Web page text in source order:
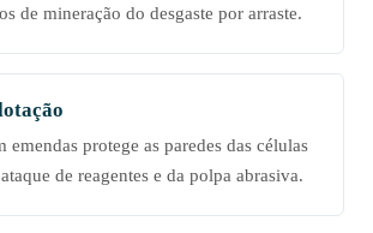
de mineração do desgaste por arraste.
emendas protege as paredes das células
de reagentes e da polpa abrasiva.